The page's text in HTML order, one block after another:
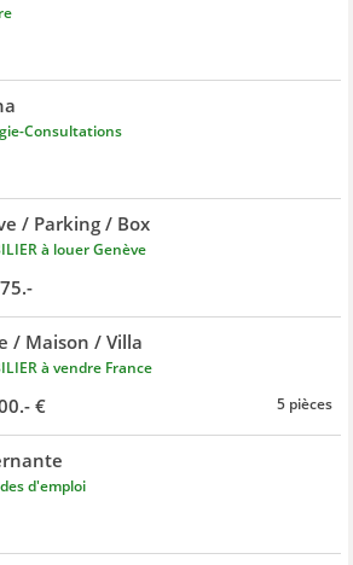
Consultations
/ Parking / Box
à louer Genève
/ Maison / Villa
à vendre France
€ 5 pièces
d'emploi